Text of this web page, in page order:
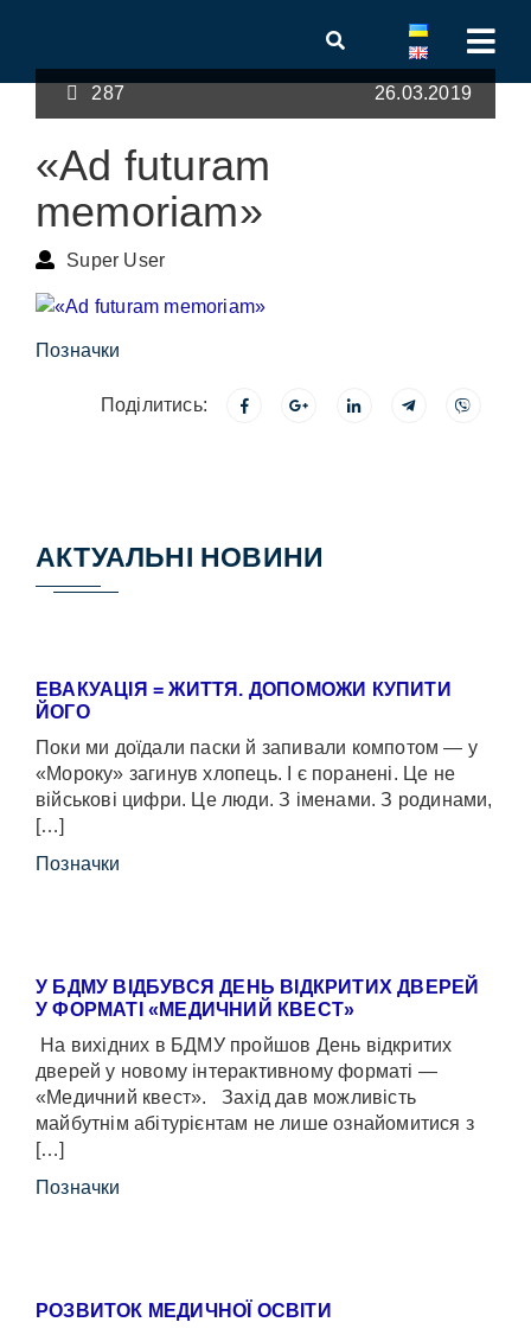
287 26.03.2019
«Ad futuram
memoriam»
Super User
Позначки
Поділитись:
АКТУАЛЬНІ НОВИНИ
ЕВАКУАЦІЯ = ЖИТТЯ. ДОПОМОЖИ КУПИТИ
ЙОГО
Поки ми доїдали паски й запивали компотом — у
«Мороку» загинув хлопець. І є поранені. Це не
військові цифри. Це люди. З іменами. З родинами,
[…]
Позначки
У БДМУ ВІДБУВСЯ ДЕНЬ ВІДКРИТИХ ДВЕРЕЙ
У ФОРМАТІ «МЕДИЧНИЙ КВЕСТ»
На вихідних в БДМУ пройшов День відкритих
дверей у новому інтерактивному форматі —
«Медичний квест». Захід дав можливість
майбутнім абітурієнтам не лише ознайомитися з
[…]
Позначки
РОЗВИТОК МЕДИЧНОЇ ОСВІТИ